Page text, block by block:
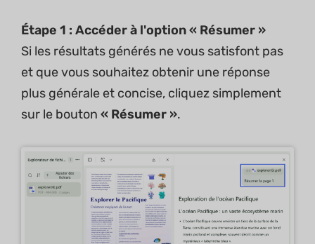
Étape 1 : Accéder à l'option « Résumer »
Si les résultats générés ne vous satisfont pas
et que vous souhaitez obtenir une réponse
plus générale et concise, cliquez simplement
sur le bouton « Résumer ».